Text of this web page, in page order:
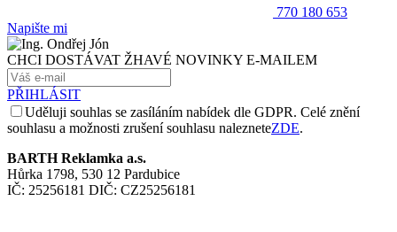
770 180 653
Napište mi
CHCI DOSTÁVAT ŽHAVÉ NOVINKY E-MAILEM
PŘIHLÁSIT
Uděluji souhlas se zasíláním nabídek dle GDPR. Celé znění
souhlasu a možnosti zrušení souhlasu nalezneteZDE.
BARTH Reklamka a.s.
Hůrka 1798, 530 12 Pardubice
IČ: 25256181 DIČ: CZ25256181